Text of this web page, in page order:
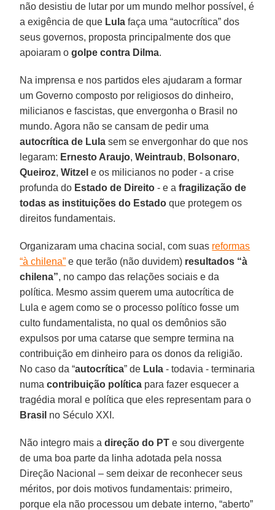
não desistiu de lutar por um mundo melhor possível, é
a exigência de que Lula faça uma “autocrítica” dos
seus governos, proposta principalmente dos que
apoiaram ogolpe contra Dilma.
Na imprensa e nos partidos eles ajudaram a formar
um Governo composto por religiosos do dinheiro,
milicianos e fascistas, que envergonha o Brasil no
mundo. Agora não se cansam de pedir uma
autocrítica de Lula sem se envergonhar do que nos
legaram: Ernesto Araujo,Weintraub, Bolsonaro,
Queiroz,Witzel e os milicianos no poder - a crise
profunda do Estado de Direito- e afragilização de
todas as instituições do Estado que protegem os
direitos fundamentais.
Organizaram uma chacina social, com suas reformas
“à chilena” e que terão (não duvidem) resultados “à
chilena”, no campo das relações sociais e da
política. Mesmo assim querem uma autocrítica de
Lula e agem como se o processo político fosse um
culto fundamentalista, no qual os demônios são
expulsos por uma catarse que sempre termina na
contribuição em dinheiro para os donos da religião.
No caso da “autocrítica” de Lula - todavia - terminaria
numa contribuição política para fazer esquecer a
tragédia moral e política que eles representam para o
Brasil no Século XXI.
Não integro mais adireção do PT e sou divergente
de uma boa parte da linha adotada pela nossa
Direção Nacional – sem deixar de reconhecer seus
méritos, por dois motivos fundamentais: primeiro,
porque ela não processou um debate interno, “aberto”